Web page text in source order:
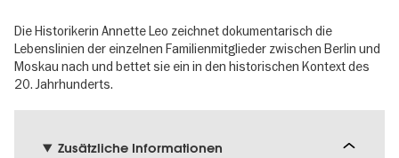
Die Historikerin Annette Leo zeichnet dokumentarisch die
Lebenslinien der einzelnen Familienmitglieder zwischen Berlin und
Moskau nach und bettet sie ein in den historischen Kontext des
20. Jahrhunderts.
Zusätzliche Informationen